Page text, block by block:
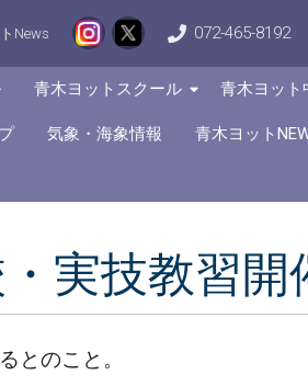
News 072-465-8192
青木ヨットスクール 青木ヨット
気象・海象情報 青木ヨット
実技教習開
とのこと。